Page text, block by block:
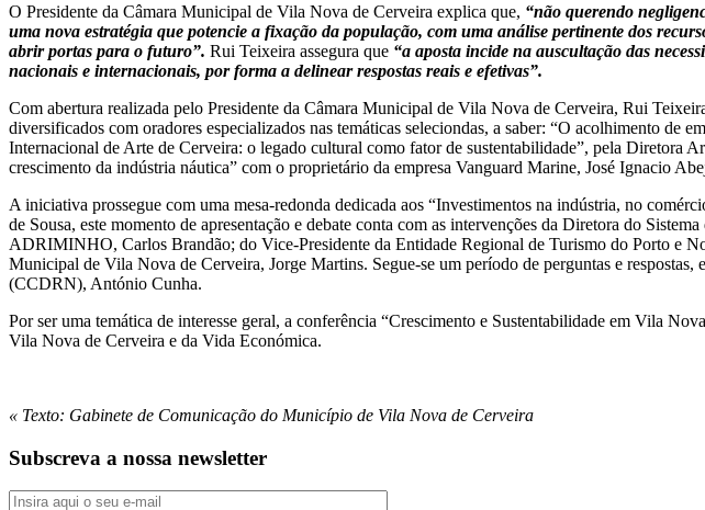
O Presidente da Câmara Municipal de Vila Nova de Cerveira explica que, “não querendo
uma nova estratégia que potencie a fixação da população, com uma análise pertinente dos
abrir portas para o futuro”. Rui Teixeira assegura que “a aposta incide na auscultação das
nacionais e internacionais, por forma a delinear respostas reais e efetivas”.
Com abertura realizada pelo Presidente da Câmara Municipal de Vila Nova de Cerveira, Rui
diversificados com oradores especializados nas temáticas seleciondas, a saber: “O acolhimento
Internacional de Arte de Cerveira: o legado cultural como fator de sustentabilidade”, pela Diretora
crescimento da indústria náutica” com o proprietário da empresa Vanguard Marine, José Ignacio
A iniciativa prossegue com uma mesa-redonda dedicada aos “Investimentos na indústria, no
de Sousa, este momento de apresentação e debate conta com as intervenções da Diretora do
ADRIMINHO, Carlos Brandão; do Vice-Presidente da Entidade Regional de Turismo do Porto e
Municipal de Vila Nova de Cerveira, Jorge Martins. Segue-se um período de perguntas e
(CCDRN), António Cunha.
Por ser uma temática de interesse geral, a conferência “Crescimento e Sustentabilidade em Vila
Vila Nova de Cerveira e da Vida Económica.
« Texto: Gabinete de Comunicação do Município de Vila Nova de Cerveira
Subscreva a nossa newsletter